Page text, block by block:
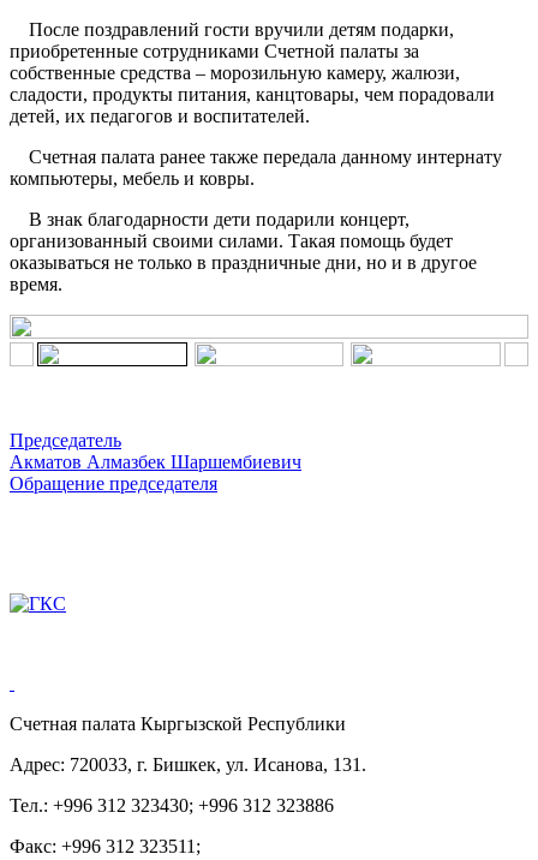
После поздравлений гости вручили детям подарки,
приобретенные сотрудниками Счетной палаты за
собственные средства – морозильную камеру, жалюзи,
сладости, продукты питания, канцтовары, чем порадовали
детей, их педагогов и воспитателей.
Счетная палата ранее также передала данному интернату
компьютеры, мебель и ковры.
В знак благодарности дети подарили концерт,
организованный своими силами. Такая помощь будет
оказываться не только в праздничные дни, но и в другое
время.
Председатель
Акматов Алмазбек Шаршембиевич
Обращение председателя
Счетная палата Кыргызской Республики
Адрес: 720033, г. Бишкек, ул. Исанова, 131.
Тел.: +996 312 323430; +996 312 323886
Факс: +996 312 323511;